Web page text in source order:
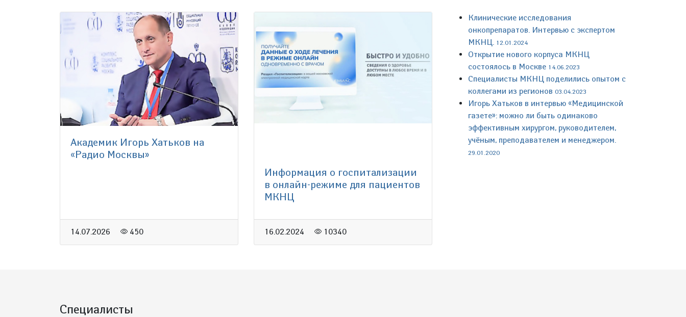
Академик Игорь Хатьков на
«Радио Москвы»
14.07.2026 450
Информация о госпитализации
в онлайн-режиме для пациентов
МКНЦ
16.02.2024 10340
Клинические исследования
онкопрепаратов. Интервью с экспертом
МКНЦ. 12.01.2024
Открытие нового корпуса МКНЦ
состоялось в Москве 14.06.2023
Специалисты МКНЦ поделились опытом с
коллегами из регионов 03.04.2023
Игорь Хатьков в интервью «Медицинской
газете»: можно ли быть одинаково
эффективным хирургом, руководителем,
учёным, преподавателем и менеджером.
29.01.2020
Специалисты